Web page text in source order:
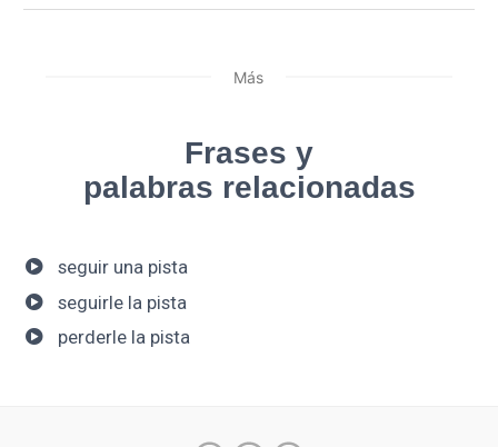
Más
Frases y
palabras relacionadas
seguir una pista
seguirle la pista
perderle la pista